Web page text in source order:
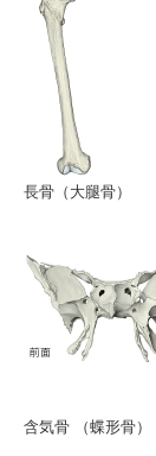
長骨（大腿骨）
含気骨 （蝶形骨）